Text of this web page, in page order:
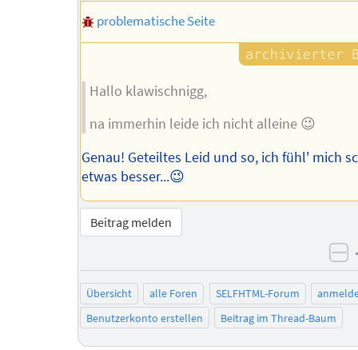
problematische Seite
Hallo klawischnigg,
na immerhin leide ich nicht alleine 😉
Genau! Geteiltes Leid und so, ich fühl' mich
etwas besser...😉
Beitrag melden
Übersicht alle Foren SELFHTML-Forum
Benutzerkonto erstellen
Beitrag im Thread-Baum